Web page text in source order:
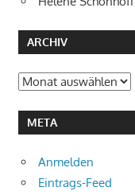
ARCHIV
A
i
v
META
Anmelden
Eintrags-Feed